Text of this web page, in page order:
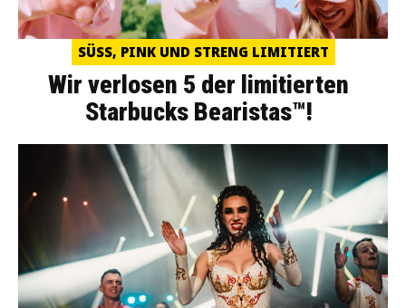
SÜSS, PINK UND STRENG LIMITIERT
Wir verlosen 5 der limitierten
Starbucks Bearistas™!